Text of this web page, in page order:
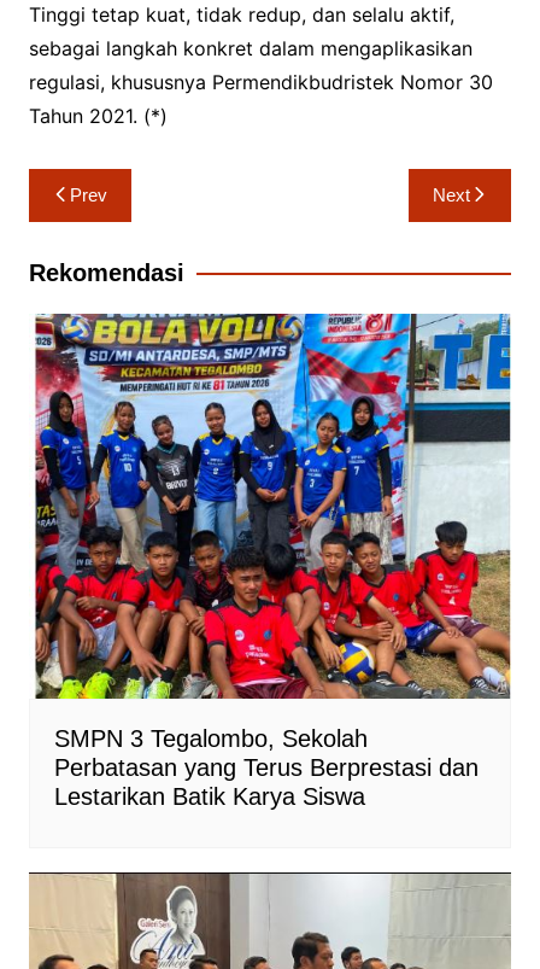
Tinggi tetap kuat, tidak redup, dan selalu aktif,
sebagai langkah konkret dalam mengaplikasikan
regulasi, khususnya Permendikbudristek Nomor 30
Tahun 2021. (*)
Navigasi
pos
Prev Next
Rekomendasi
SMPN 3 Tegalombo, Sekolah
Perbatasan yang Terus Berprestasi dan
Lestarikan Batik Karya Siswa